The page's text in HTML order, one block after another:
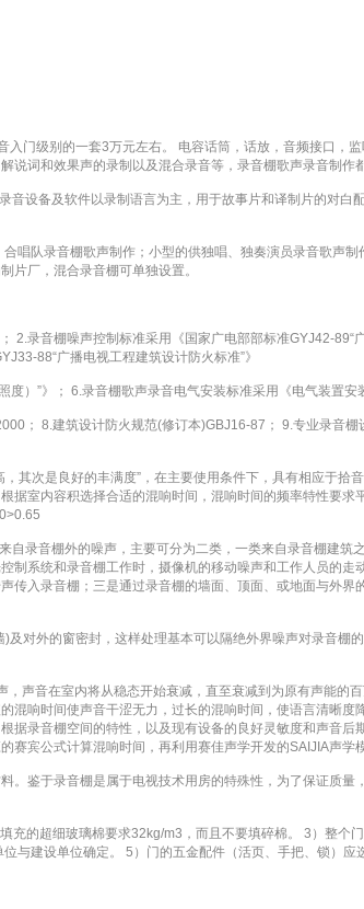
门级别的一套3万元左右。 电容话筒，话放，音频接口
词和效果声的录制以及混合录音等，录音棚歌声录音制作
设备及软件以录制语言为主，用于故事片和译制片的对
队录音棚歌声制作；小型的供独唱、独奏演员录音歌声
片厂，混合录音棚可单独设置。
录音棚噪声控制标准采用《国家广电部部标准GYJ42-
88“广播电视工程建筑设计防火标准”》
）”》； 6.录音棚歌声录音电气安装标准采用《电气装置
； 8.建筑设计防火规范(修订本)GBJ16-87； 9.专业录音
其次是良好的丰满度”，在主要使用条件下，具有相应于
室内容积选择合适的混响时间，混响时间的频率特性要
录音棚外的噪声，主要可分为二类，一类来自录音棚建
系统和录音棚工作时，摄像机的移动噪声和工作人员的
入录音棚；三是通过录音棚的墙面、顶面、或地面与外
对外的窗密封，这样处理基本可以隔绝外界噪声对录音
声音在室内将从稳态开始衰减，直至衰减到为原有声能的
响时间使声音干涩无力，过长的混响时间，使语言清晰
据录音棚空间的特性，以及现有设备的良好灵敏度和声音
宾公式计算混响时间，再利用赛佳声学开发的SAIJIA声学
鉴于录音棚是属于电视技术用房的特殊性，为了保证质
的超细玻璃棉要求32kg/m3，而且不要填碎棉。 3）整
建设单位确定。 5）门的五金配件（活页、手把、锁）